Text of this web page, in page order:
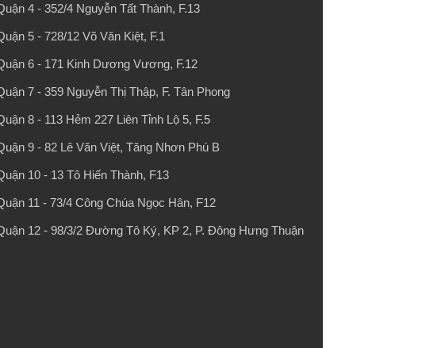
4 - 352/4 Nguyễn Tất Thành, F.13
5 - 728/12 Võ Văn Kiệt, F.1
6 - 171 Kinh Dương Vương, F.12
7 - 359 Nguyễn Thị Thập, F. Tân Phong
8 - 113 Hẻm 227 Liên Tỉnh Lộ 5, F.5
9 - 82 Lê Văn Việt, Tăng Nhơn Phú B
10 - 13 Tô Hiến Thành, F13
11 - 73/4 Công Chúa Ngọc Hân, F12
12 - 98/3/2 Đường Tô Ký, KP 2, P. Đông Hưng Thuận